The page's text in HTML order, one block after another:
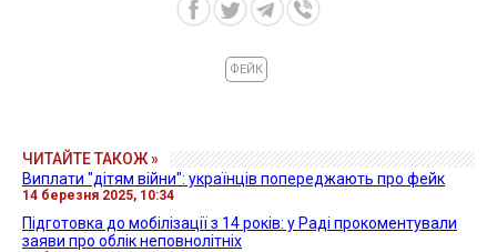
ФЕЙК
ЧИТАЙТЕ ТАКОЖ »
Виплати "дітям війни": українців попереджають про фейк
14 березня 2025, 10:34
Підготовка до мобілізації з 14 років: у Раді прокоментували
заяви про облік неповнолітніх